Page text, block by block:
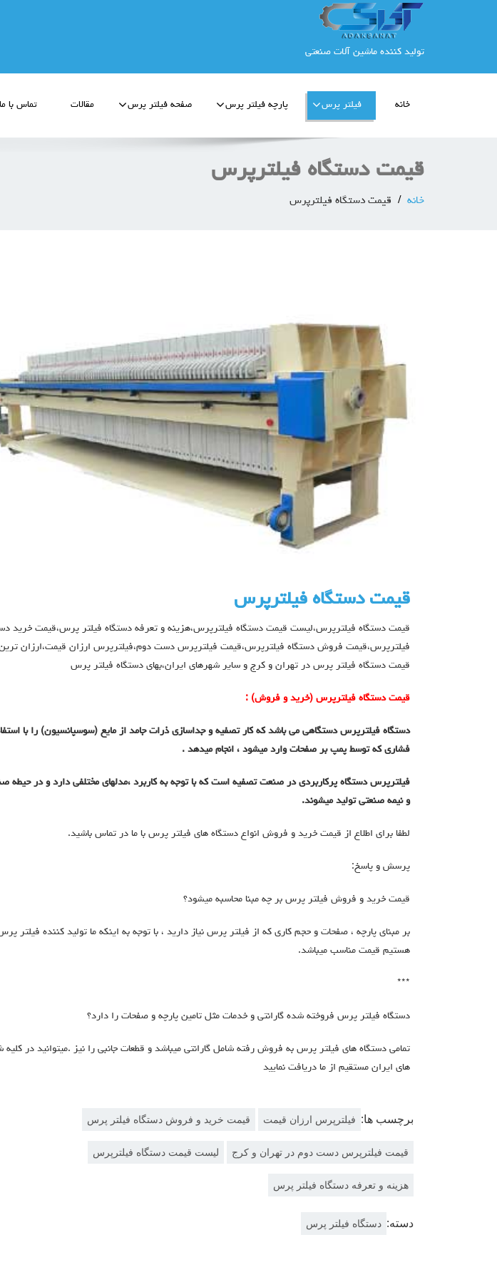
تولید کننده ماشین آلات صنعتی
خانه فیلتر پرس پارچه فیلتر پرس صفحه فیلتر پرس مقالات تماس با ما
قیمت دستگاه فیلترپرس
خانه قیمت دستگاه فیلترپرس
قیمت دستگاه فیلترپرس
قیمت دستگاه فیلترپرس،لیست قیمت دستگاه فیلترپرس،هزینه و تعرفه دستگاه فیلتر پرس،قیمت خرید
فیلترپرس،قیمت فروش دستگاه فیلترپرس،قیمت فیلترپرس دست دوم،فیلترپرس ارزان قیمت،ارزان
قیمت دستگاه فیلتر پرس در تهران و کرج و سایر شهرهای ایران،بهای دستگاه فیلتر پرس
قیمت دستگاه فیلترپرس (خرید و فروش) :
دستگاه فیلترپرس دستگاهی می باشد که کار تصفیه و جداسازی ذرات جامد از مایع (سوسپانسیون) را با
فشاری که توسط پمپ بر صفحات وارد میشود ، انجام میدهد .
فیلترپرس دستگاه پرکاربردی در صنعت تصفیه است که با توجه به کاربرد ،مدلهای مختلفی دارد و در حیطه
و نیمه صنعتی تولید میشوند.
لطفا برای اطلاع از قیمت خرید و فروش انواع دستگاه های فیلتر پرس با ما در تماس باشید.
پرسش و پاسخ:
قیمت خرید و فروش فیلتر پرس بر چه مبنا محاسبه میشود؟
بر مبنای پارچه ، صفحات و حجم کاری که از فیلتر پرس نیاز دارید ، با توجه به اینکه ما تولید کننده فیلتر
هستیم قیمت مناسب میباشد.
***
دستگاه فیلتر پرس فروخته شده گارانتی و خدمات مثل تامین پارچه و صفحات را دارد؟
تمامی دستگاه های فیلتر پرس به فروش رفته شامل گارانتی میباشد و قطعات جانبی را نیز .میتوانید در کلیه
های ایران مستقیم از ما دریافت نمایید
برچسب ها: فیلترپرس ارزان قیمت قیمت خرید و فروش دستگاه فیلتر پرس
قیمت فیلترپرس دست دوم در تهران و کرج لیست قیمت دستگاه فیلترپرس
هزینه و تعرفه دستگاه فیلتر پرس
دسته: دستگاه فیلتر پرس